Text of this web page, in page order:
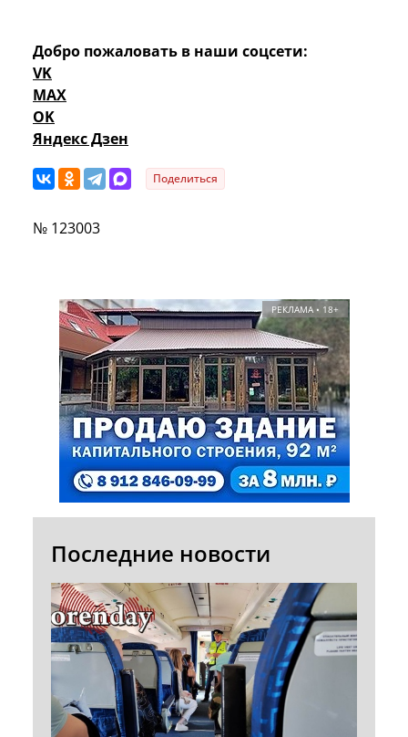
Добро пожаловать в наши соцсети:
VK
MAX
OK
Яндекс Дзен
Поделиться
№ 123003
РЕКЛАМА • 18+
Последние новости